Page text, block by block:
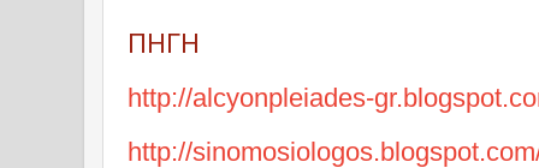
ΠΗΓΗ
http://alcyonpleiades-
http://